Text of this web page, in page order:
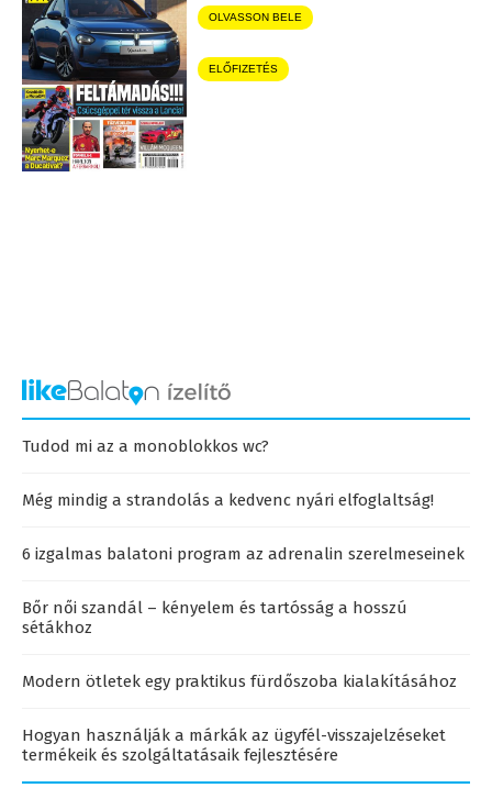
OLVASSON BELE
ELŐFIZETÉS
Tudod mi az a monoblokkos wc?
Még mindig a strandolás a kedvenc nyári elfoglaltság!
6 izgalmas balatoni program az adrenalin szerelmeseinek
Bőr női szandál – kényelem és tartósság a hosszú
sétákhoz
Modern ötletek egy praktikus fürdőszoba kialakításához
Hogyan használják a márkák az ügyfél-visszajelzéseket
termékeik és szolgáltatásaik fejlesztésére